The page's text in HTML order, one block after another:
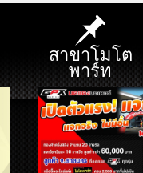
สาขาโมโต
พาร์ท